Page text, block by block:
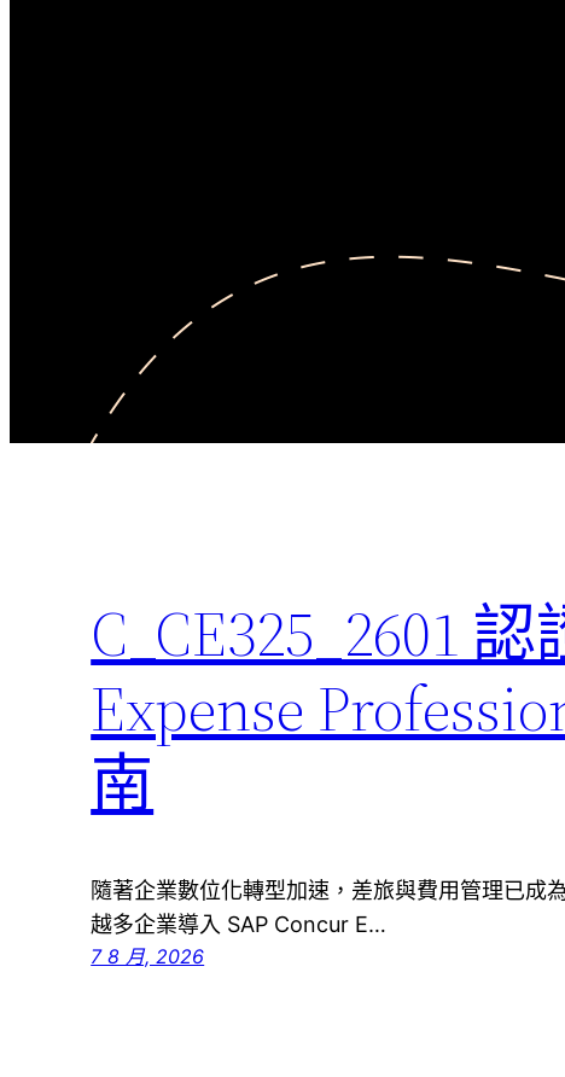
C_CE325_2601
Expense
南
隨著企業數位化轉型加速，差旅與費用管理已成
越多企業導入 SAP Concur E…
7 8 月, 2026